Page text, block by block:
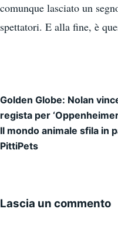
comunque lasciato un
spettatori. E alla fine, è
Navigazione
Golden Globe: Nolan
regista per
Il mondo animale sfila in
PittiPets
Lascia un commento